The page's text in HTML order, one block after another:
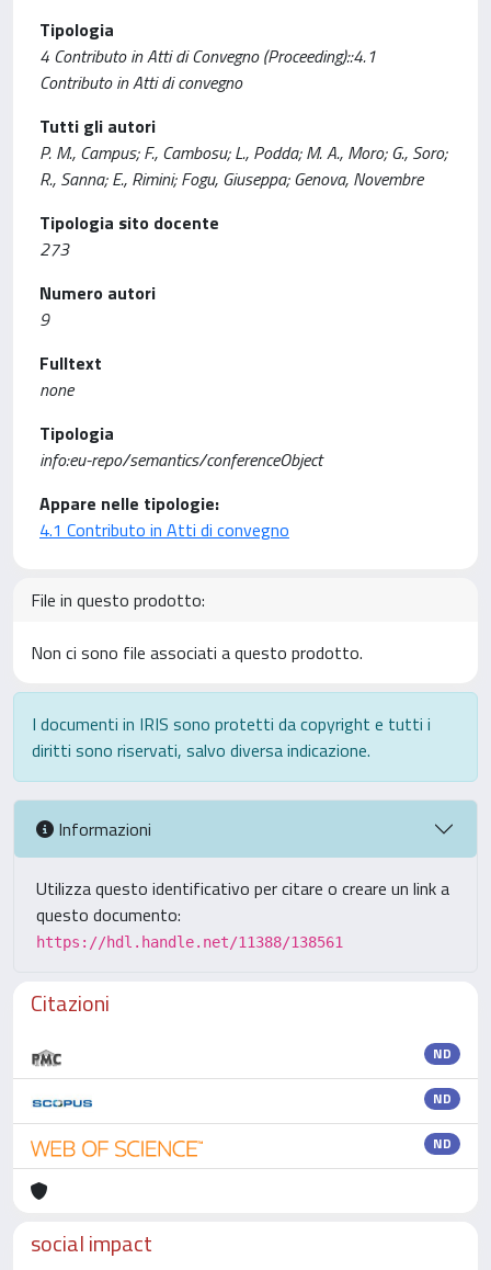
Tipologia
4 Contributo in Atti di Convegno (Proceeding)::4.1
Contributo in Atti di convegno
Tutti gli autori
P. M., Campus; F., Cambosu; L., Podda; M. A., Moro; G., Soro;
R., Sanna; E., Rimini; Fogu, Giuseppa; Genova, Novembre
Tipologia sito docente
273
Numero autori
9
Fulltext
none
Tipologia
info:eu-repo/semantics/conferenceObject
Appare nelle tipologie:
4.1 Contributo in Atti di convegno
File in questo prodotto:
Non ci sono file associati a questo prodotto.
I documenti in IRIS sono protetti da copyright e tutti i
diritti sono riservati, salvo diversa indicazione.
Informazioni
Utilizza questo identificativo per citare o creare un link a
questo documento:
https://hdl.handle.net/11388/138561
Citazioni
ND
ND
ND
social impact